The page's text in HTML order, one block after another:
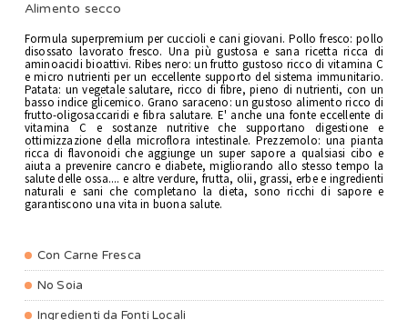
Alimento secco
Formula superpremium per cuccioli e cani giovani. Pollo fresco: pollo
disossato lavorato fresco. Una più gustosa e sana ricetta ricca di
aminoacidi bioattivi. Ribes nero: un frutto gustoso ricco di vitamina C
e micro nutrienti per un eccellente supporto del sistema immunitario.
Patata: un vegetale salutare, ricco di fibre, pieno di nutrienti, con un
basso indice glicemico. Grano saraceno: un gustoso alimento ricco di
frutto-oligosaccaridi e fibra salutare. E' anche una fonte eccellente di
vitamina C e sostanze nutritive che supportano digestione e
ottimizzazione della microflora intestinale. Prezzemolo: una pianta
ricca di flavonoidi che aggiunge un super sapore a qualsiasi cibo e
aiuta a prevenire cancro e diabete, migliorando allo stesso tempo la
salute delle ossa.... e altre verdure, frutta, olii, grassi, erbe e ingredienti
naturali e sani che completano la dieta, sono ricchi di sapore e
garantiscono una vita in buona salute.
Con Carne Fresca
No Soia
Ingredienti da Fonti Locali